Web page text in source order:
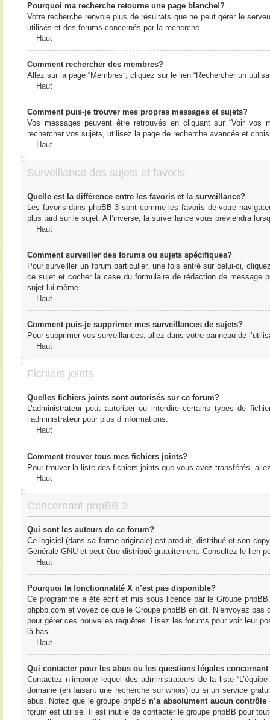
Pourquoi ma recherche retourne une page blanche!?
Votre recherche renvoie plus de résultats que ne peut gérer le
utilisés et des forums concernés par la recherche.
Haut
Comment rechercher des membres?
Allez sur la page “Membres”, cliquez sur le lien “Rechercher un
Haut
Comment puis-je trouver mes propres messages et sujets?
Vos messages peuvent être retrouvés en cliquant sur “Voir vos
rechercher vos sujets, utilisez la page de recherche avancée et
Haut
Surveillance des sujets et favoris
Quelle est la différence entre les favoris et la surveillance?
Les favoris dans phpBB 3 sont comme les favoris de votre
plus tard sur le sujet. A l’inverse, la surveillance vous préviendra
Haut
Comment surveiller des forums ou sujets spécifiques?
Pour surveiller un forum particulier, une fois entré sur celui-ci,
ce sujet et cocher la case du formulaire de rédaction de message
sujet lui-même.
Haut
Comment puis-je supprimer mes surveillances de sujets?
Pour supprimer vos surveillances, allez dans votre panneau de
Haut
Fichiers joints
Quelles fichiers joints sont autorisés sur ce forum?
L’administrateur peut autoriser ou interdire certains types de
l’administrateur pour plus d’informations.
Haut
Comment trouver tous mes fichiers joints?
Pour trouver la liste des fichiers joints que vous avez transférés,
Haut
Concernant phpBB 3
Qui sont les auteurs de ce forum?
Ce logiciel (dans sa forme originale) est produit, distribué et son
Générale GNU et peut être distribué gratuitement. Consultez le lien
Haut
Pourquoi la fonctionnalité X n’est pas disponible?
Ce programme a été écrit et mis sous licence par le Groupe
phpbb.com et voyez ce que le Groupe phpBB en dit. N’envoyez
pour gérer ces nouvelles requêtes. Lisez les forums pour voir leur
là-bas.
Haut
Qui contacter pour les abus ou les questions légales
Contactez n’importe lequel des administrateurs de la liste
domaine (en faisant une recherche sur whois) ou si un service
abus. Notez que le groupe phpBB n’a absolument aucun contrôle
forum est utilisé. Il est inutile de contacter le groupe phpBB pour